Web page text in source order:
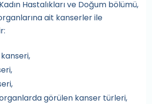
Hastalıkları ve Doğum bölümü,
ait kanserler ile
görülen kanser türleri,